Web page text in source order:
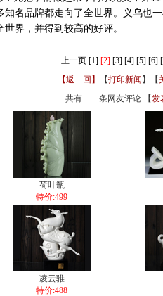
名品牌都走向了全世界。义乌也
界，并得到较高的好评。
上一页 [1] [2] [3] [4] [5] [6]
【返 回】
【打印新闻 】【
共有
条网友评论 【发
荷叶瓶
特价:499
凌云骓
特价:488